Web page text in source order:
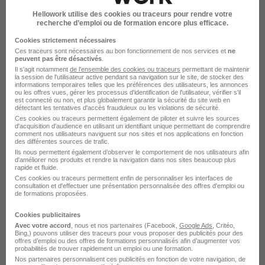
CDI
Cette offre n’est plus disponible depuis le 30/04/26
Responsable Industrialisation H/F
Manpower
Limoges - 87 CDI Temps partiel
Cette offre n’est plus disponible depuis le 30/04/26
Hellowork utilise des cookies ou traceurs pour rendre votre
recherche d’emploi ou de formation encore plus efficace.
Cookies strictement nécessaires
Ces traceurs sont nécessaires au bon fonctionnement de nos services et ne
peuvent pas être désactivés
Il s'agit notamment de l'ensemble des cookies ou traceurs permettant de maintenir
la session de l'utilisateur active pendant sa navigation sur le site, de stocker des
informations temporaires telles que les préférences des utilisateurs, les annonces
ou les offres vues, gérer les processus d'identification de l'utilisateur, vérifier s'il
est connecté ou non, et plus globalement garantir la sécurité du site web en
détectant les tentatives d'accès frauduleux ou les violations de sécurité.
Ces cookies ou traceurs permettent également de piloter et suivre les sources
d'acquisition d'audience en utilisant un identifiant unique permettant de comprendre
comment nos utilisateurs naviguent sur nos sites et nos applications en fonction
des différentes sources de trafic.
Ils nous permettent également d’observer le comportement de nos utilisateurs afin
d'améliorer nos produits et rendre la navigation dans nos sites beaucoup plus
rapide et fluide.
Ces cookies ou traceurs permettent enfin de personnaliser les interfaces de
consultation et d'effectuer une présentation personnalisée des offres d'emploi ou
de formations proposées.
Cookies publicitaires
Avec votre accord , nous et nos partenaires (Facebook, Google Ads , Critéo,
Bing,) pouvons utiliser des traceurs pour vous proposer des publicités pour des
offres d’emploi ou des offres de formations personnalisés afin d’augmenter vos
probabilités de trouver rapidement un emploi ou une formation.
Nos partenaires personnalisent ces publicités en fonction de votre navigation, de